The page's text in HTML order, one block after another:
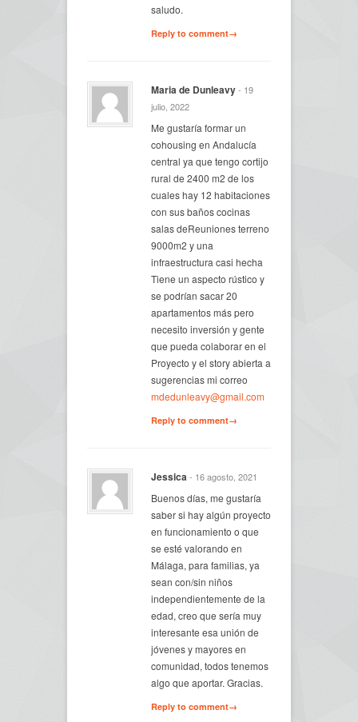
saludo.
Reply to comment→
Maria de Dunleavy- 19
julio, 2022
Me gustaría formar un
cohousing en Andalucía
central ya que tengo cortijo
rural de 2400 m2 de los
cuales hay 12 habitaciones
con sus baños cocinas
salas deReuniones terreno
9000m2 y una
infraestructura casi hecha
Tiene un aspecto rústico y
se podrían sacar 20
apartamentos más pero
necesito inversión y gente
que pueda colaborar en el
Proyecto y el story abierta a
sugerencias mi correo
mdedunleavy@gmail.com
Reply to comment→
Jessica- 16 agosto, 2021
Buenos días, me gustaría
saber si hay algún proyecto
en funcionamiento o que
se esté valorando en
Málaga, para familias, ya
sean con/sin niños
independientemente de la
edad, creo que sería muy
interesante esa unión de
jóvenes y mayores en
comunidad, todos tenemos
algo que aportar. Gracias.
Reply to comment→